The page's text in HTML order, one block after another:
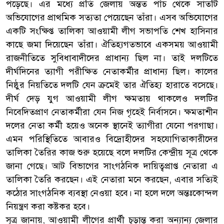
পড়েছে। এর মধ্যে প্রতি জেলায় অন্তত পাঁচ থেকে সাতটি
অভিযোগের প্রাথমিক সত্যতা পেয়েছেন তাঁরা। এসব অভিযোগের
একটি সংক্ষিপ্ত তালিকা আওয়ামী লীগ সভাপতি শেখ হাসিনার
কাছে জমা দিয়েছেন তাঁরা। ঐতিহ্যগতভাবে একসময় আওয়ামী
রাজনীতিতে সুবিধাবাদীদের প্রাধান্য ছিল না। তাই দলটিতে
দীর্ঘদিনের ত্যাগী পরীক্ষিত নেতাকর্মীর প্রাধান্য ছিল। কালের
নিষ্ঠুর নিয়তিতে দলটি যেন ক্রমেই তার ঐতিহ্য হারাতে বসেছে।
দীর্ঘ দেড় যুগ আওয়ামী লীগ ক্ষমতায় থাকলেও দলটির
নিবেদিতপ্রাণ নেতাকর্মীরা যেন নিজ গৃহেই নির্বাসনে। ক্ষমতাশীন
দলের নেতা কর্মী হয়েও অনেক স্থানেই ত্যাগীরা যেনো পরগাছা।
এমন পরিস্থিতিতে আবারও বিদ্রোহীদের সহযোগিতাকারীদের
তালিকা তৈরির কাজ শুরু হয়েছে বলে দলটির কেন্দ্রীয় সূত্র থেকে
জানা গেছে। আট বিভাগের সাংগঠনিক দায়িত্বপ্রাপ্ত নেতারা এ
তালিকা তৈরি করছেন। এই নেতারা মনে করছেন, এবার সত্যিই
কঠোর সাংগঠনিক ব্যবস্থা নেওয়া হবে। না হলে দলে অন্তঃকোন্দল
নিয়ন্ত্রণ করা কষ্টকর হবে।
সূত্র জানায়, আওয়ামী লীগের প্রার্থী চূড়ান্ত করা অন্যান্য জেলার